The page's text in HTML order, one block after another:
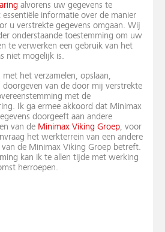
alvorens uw gegevens te
essentiële informatie over de manier
u verstrekte gegevens omgaan. Wij
onderstaande toestemming om uw
te verwerken een gebruik van het
niet mogelijk is.
met het verzamelen, opslaan,
doorgeven van de door mij verstrekte
met de
Ik ga ermee akkoord dat Minimax
doorgeeft aan andere
van de Minimax Viking Groep, voor
het werkterrein van een andere
de Minimax Viking Groep betreft.
kan ik te allen tijde met werking
herroepen.